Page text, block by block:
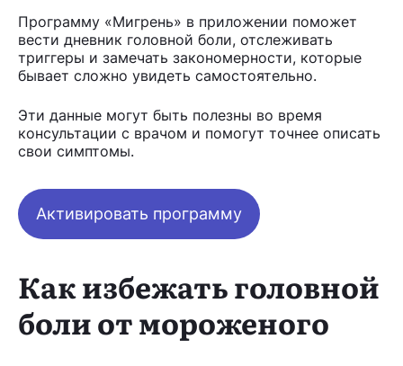
Программу «Мигрень» в приложении поможет
вести дневник головной боли, отслеживать
триггеры и замечать закономерности, которые
бывает сложно увидеть самостоятельно.
Эти данные могут быть полезны во время
консультации с врачом и помогут точнее описать
свои симптомы.
Активировать программу
Как избежать головной
боли от мороженого